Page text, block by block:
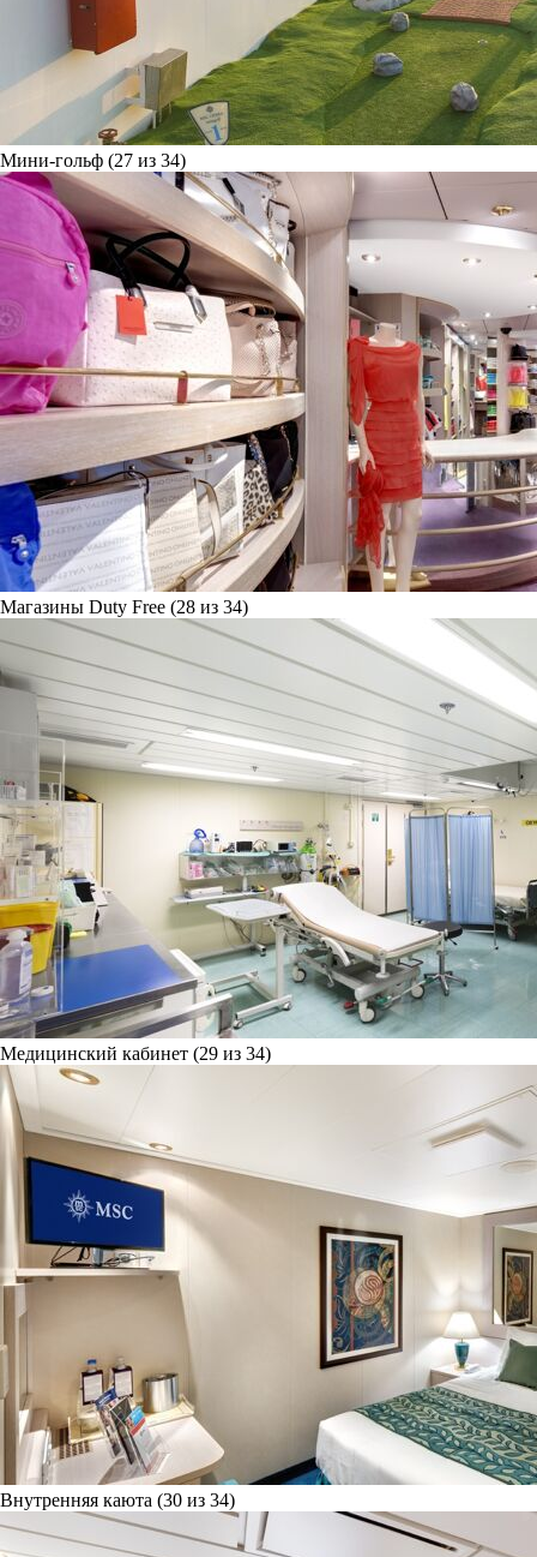
Мини-гольф (27 из 34)
Магазины Duty Free (28 из 34)
Медицинский кабинет (29 из 34)
Внутренняя каюта (30 из 34)